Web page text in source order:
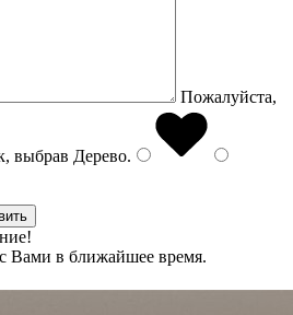
Пожалуйста,
выбрав Дерево.
Вами в ближайшее время.